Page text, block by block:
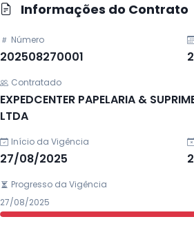
Informações do Contrato
Número
202508270001
Contratado
EXPEDCENTER PAPELARIA &
LTDA
Início da Vigência
27/08/2025
Progresso da Vigência
27/08/2025